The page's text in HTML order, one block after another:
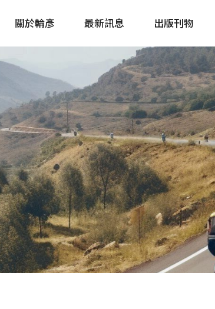
關於輪彥 最新訊息 出版刊物
自行車&電動車市場快訊
Bike & E-Bike Market
Update